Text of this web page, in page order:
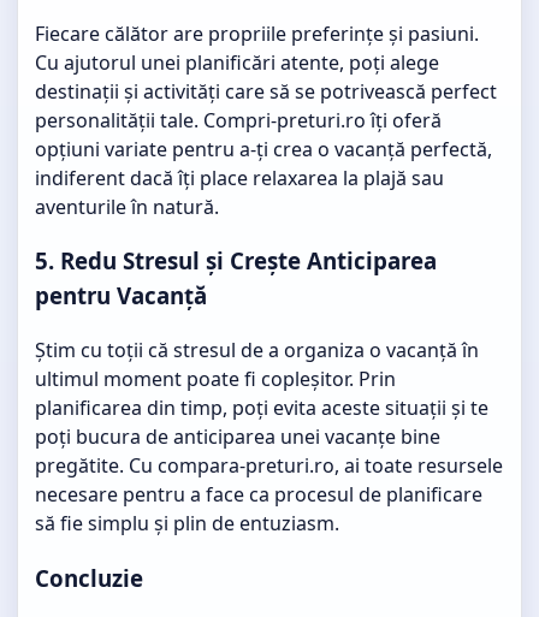
Fiecare călător are propriile preferințe și pasiuni.
Cu ajutorul unei planificări atente, poți alege
destinații și activități care să se potrivească perfect
personalității tale. Compri-preturi.ro îți oferă
opțiuni variate pentru a-ți crea o vacanță perfectă,
indiferent dacă îți place relaxarea la plajă sau
aventurile în natură.
5. Redu Stresul și Crește Anticiparea
pentru Vacanță
Știm cu toții că stresul de a organiza o vacanță în
ultimul moment poate fi copleșitor. Prin
planificarea din timp, poți evita aceste situații și te
poți bucura de anticiparea unei vacanțe bine
pregătite. Cu compara-preturi.ro, ai toate resursele
necesare pentru a face ca procesul de planificare
să fie simplu și plin de entuziasm.
Concluzie